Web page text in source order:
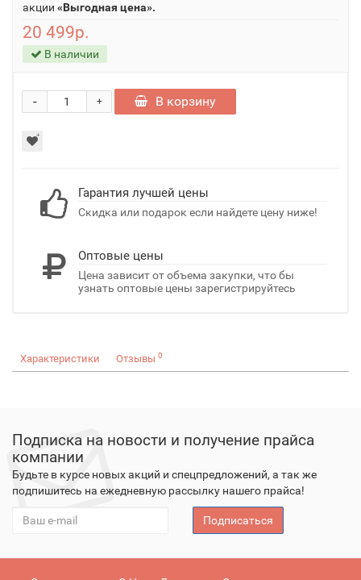
акции «Выгодная цена».
20 499р.
В наличии
+
- В корзину
Гарантия лучшей цены
Скидка или подарок если найдете цену ниже!
Оптовые цены
Цена зависит от объема закупки, что бы
узнать оптовые цены зарегистрируйтесь
Характеристики Отзывы 0
Подписка на новости и получение прайса
компании
Будьте в курсе новых акций и спецпредложений, а так же
подпишитесь на ежедневную рассылку нашего прайса!
Подписаться